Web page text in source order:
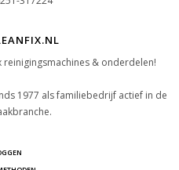
reinigingsmachines & onderdelen!
1977 als familiebedrijf actief in de